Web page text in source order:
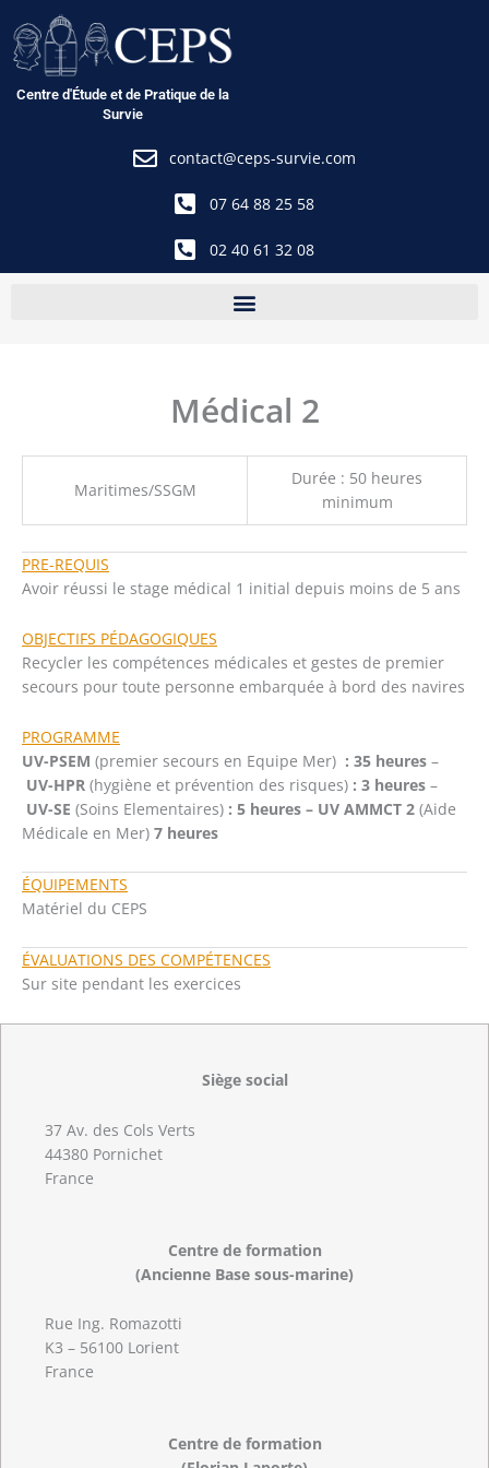
au
contenu
Centre d'Étude et de Pratique de la
Survie
contact@ceps-survie.com
07 64 88 25 58
02 40 61 32 08
Médical 2
Maritimes/SSGM
Durée : 50 heures
minimum
PRE-REQUIS
Avoir réussi le stage médical 1 initial depuis moins de 5 ans
OBJECTIFS PÉDAGOGIQUES
Recycler les compétences médicales et gestes de premier
secours pour toute personne embarquée à bord des navires
PROGRAMME
UV-PSEM (premier secours en Equipe Mer) : 35 heures –
UV-HPR (hygiène et prévention des risques) : 3 heures –
UV-SE (Soins Elementaires) : 5 heures – UV AMMCT 2 (Aide
Médicale en Mer) 7 heures
ÉQUIPEMENTS
Matériel du CEPS
ÉVALUATIONS DES COMPÉTENCES
Sur site pendant les exercices
Siège social
37 Av. des Cols Verts
44380 Pornichet
France
Centre de formation
(Ancienne Base sous-marine)
Rue Ing. Romazotti
K3 – 56100 Lorient
France
Centre de formation